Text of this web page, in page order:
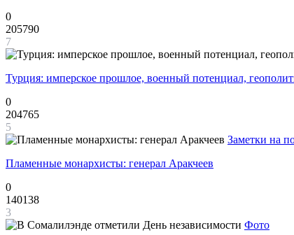
0
205790
7
Турция: имперское прошлое, военный потенциал,
0
204765
5
Заметки на
Пламенные монархисты: генерал Аракчеев
0
140138
3
Фото